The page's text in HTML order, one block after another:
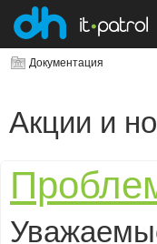
Документация
Акции и